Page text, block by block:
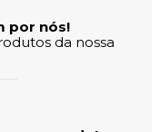
por nós!
da nossa